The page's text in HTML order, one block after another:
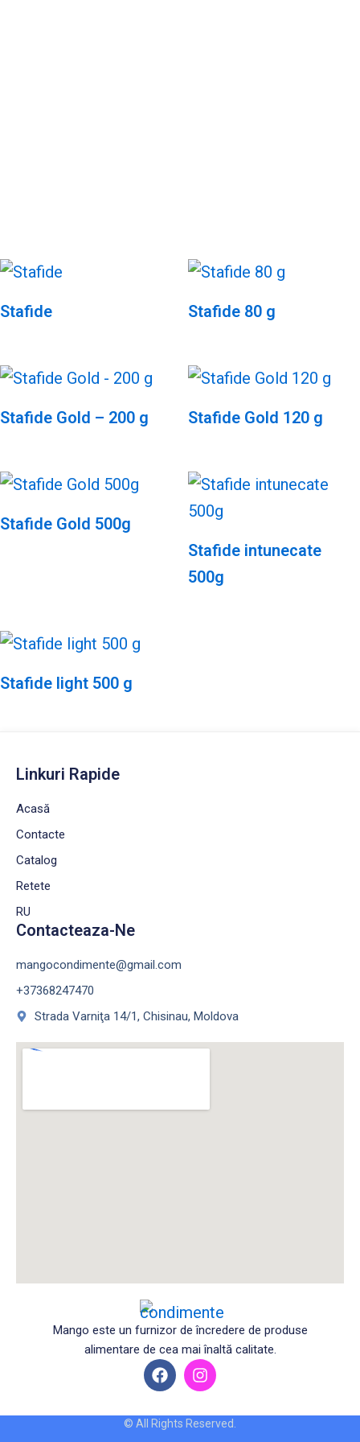
Stafide Stafide 80 g
Stafide Gold – 200 g Stafide Gold 120 g
Stafide Gold 500g
Stafide intunecate
500g
Stafide light 500 g
Linkuri Rapide
Acasă
Contacte
Catalog
Retete
RU
Contacteaza-Ne
mangocondimente@gmail.com
+37368247470
Strada Varniţa 14/1, Chisinau, Moldova
Mango este un furnizor de încredere de produse
alimentare de cea mai înaltă calitate.
F
a
e
b
I
n
t
a
© All Rights Reserved.